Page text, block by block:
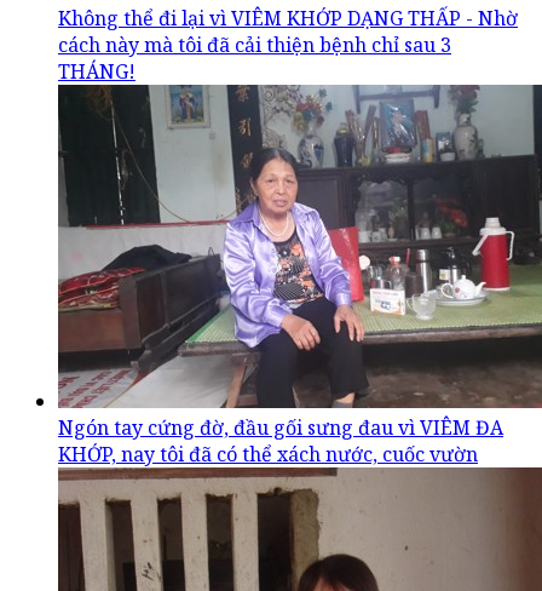
Không thể đi lại vì VIÊM KHỚP DẠNG THẤP - Nhờ
cách này mà tôi đã cải thiện bệnh chỉ sau 3
THÁNG!
Ngón tay cứng đờ, đầu gối sưng đau vì VIÊM ĐA
KHỚP, nay tôi đã có thể xách nước, cuốc vườn